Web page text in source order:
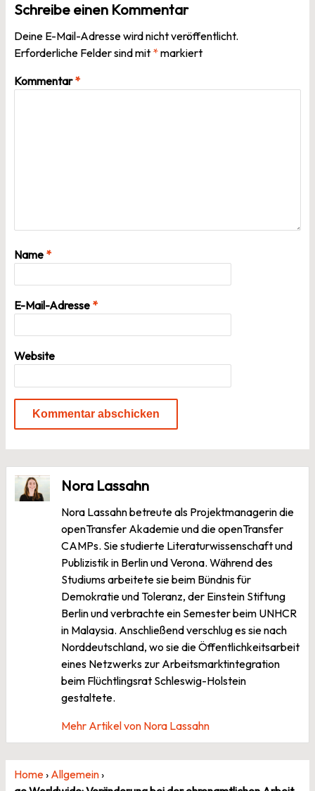
Schreibe einen Kommentar
Deine E-Mail-Adresse wird nicht veröffentlicht.
Erforderliche Felder sind mit *markiert
Kommentar*
Name *
E-Mail-Adresse *
Website
Nora Lassahn
Nora Lassahn betreute als Projektmanagerin die
openTransfer Akademie und die openTransfer
CAMPs. Sie studierte Literaturwissenschaft und
Publizistik in Berlin und Verona. Während des
Studiums arbeitete sie beim Bündnis für
Demokratie und Toleranz, der Einstein Stiftung
Berlin und verbrachte ein Semester beim UNHCR
in Malaysia. Anschließend verschlug es sie nach
Norddeutschland, wo sie die Öffentlichkeitsarbeit
eines Netzwerks zur Arbeitsmarktintegration
beim Flüchtlingsrat Schleswig-Holstein
gestaltete.
Mehr Artikel von Nora Lassahn
Home› Allgemein›